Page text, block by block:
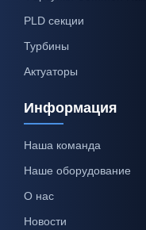
PLD секции
Турбины
Актуаторы
Информация
Наша команда
Наше оборудование
О нас
Новости